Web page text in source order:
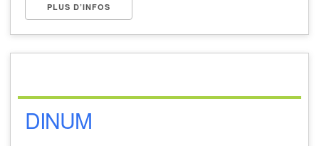
PLUS D’INFOS
DINUM